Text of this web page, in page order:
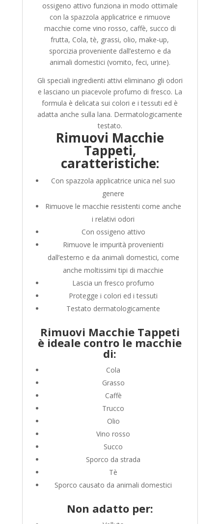
ossigeno attivo funziona in modo ottimale
con la spazzola applicatrice e rimuove
macchie come vino rosso, caffè, succo di
frutta, Cola, tè, grassi, olio, make-up,
sporcizia proveniente dall’esterno e da
animali domestici (vomito, feci, urine).
Gli speciali ingredienti attivi eliminano gli odori
e lasciano un piacevole profumo di fresco. La
formula è delicata sui colori e i tessuti ed è
adatta anche sulla lana. Dermatologicamente
testato.
Rimuovi Macchie
Tappeti,
caratteristiche:
Con spazzola applicatrice unica nel suo
genere
Rimuove le macchie resistenti come anche
i relativi odori
Con ossigeno attivo
Rimuove le impurità provenienti
dall’esterno e da animali domestici, come
anche moltissimi tipi di macchie
Lascia un fresco profumo
Protegge i colori ed i tessuti
Testato dermatologicamente
Rimuovi Macchie Tappeti
è ideale contro le macchie
di:
Cola
Grasso
Caffè
Trucco
Olio
Vino rosso
Succo
Sporco da strada
Tè
Sporco causato da animali domestici
Non adatto per: